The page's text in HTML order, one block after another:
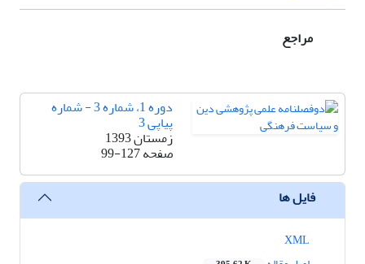
مراجع
دوره 1، شماره 3 - شماره
پیاپی 3
زمستان 1393
صفحه99-127
فایل ها